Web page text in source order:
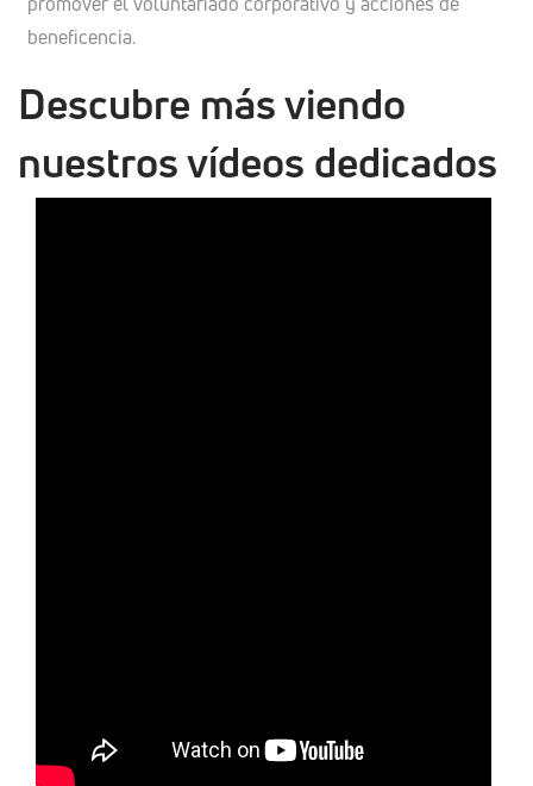
beneficencia.
Descubre más viendo
nuestros vídeos dedicados